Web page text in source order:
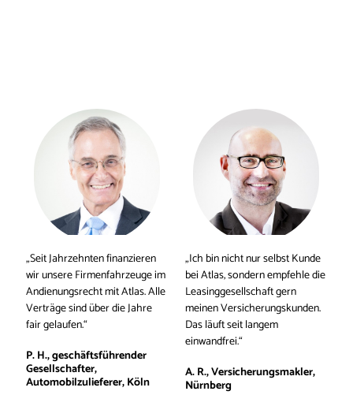
„Seit Jahrzehnten finanzieren
wir unsere Firmenfahrzeuge im
Andienungsrecht mit Atlas. Alle
Verträge sind über die Jahre
fair gelaufen.“
P. H., geschäftsführender
Gesellschafter,
Automobilzulieferer, Köln
„Ich bin nicht nur selbst Kunde
bei Atlas, sondern empfehle die
Leasinggesellschaft gern
meinen Versicherungskunden.
Das läuft seit langem
einwandfrei.“
A. R., Versicherungsmakler,
Nürnberg